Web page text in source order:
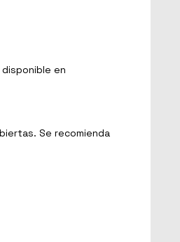
en
Se recomienda